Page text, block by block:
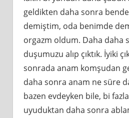
geldikten daha sonra
demiştim, oda benimde
orgazm oldum. Daha daha
duşumuzu alıp çıktık. İyiki
sonrada anam komşudan
daha sonra anam ne süre
bazen evdeyken bile, bi
uyuduktan daha sonra